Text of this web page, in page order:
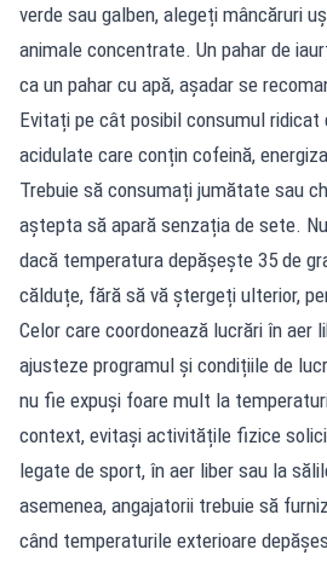
verde sau galben, alegeți mâncăruri
animale concentrate. Un pahar de
ca un pahar cu apă, așadar se
Evitați pe cât posibil consumul ridicat
acidulate care conțin cofeină,
Trebuie să consumați jumătate sau
aștepta să apară senzația de sete.
dacă temperatura depășește 35 de
călduțe, fără să vă ștergeți ulterior,
Celor care coordonează lucrări în aer
ajusteze programul și condițiile de
nu fie expuși foare mult la
context, evitași activitățile fizice
legate de sport, în aer liber sau la
asemenea, angajatorii trebuie să
când temperaturile exterioare